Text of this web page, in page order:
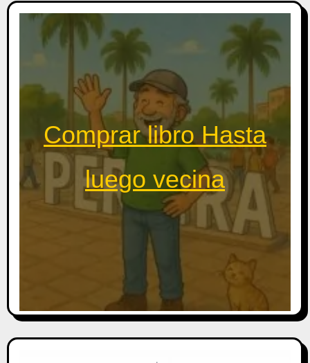
Comprar libro Hasta
luego vecina